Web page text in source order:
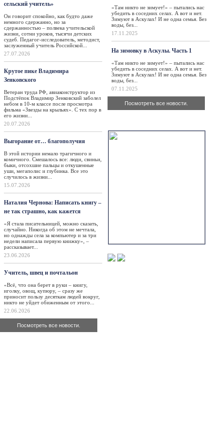
сельский учитель»
Он говорит спокойно, как будто даже
немного сдержанно, но за
сдержанностью – полвека учительской
жизни, сотни уроков, тысячи детских
судеб. Педагог-исследователь, методист,
заслуженный учитель Российской...
27.07.2026
Крутое пике Владимира
Зенковского
Ветеран труда РФ, авиаконструктор из
Подстёпок Владимир Зенковский заболел
небом в 10-м классе после просмотра
фильма «Звезды на крыльях». С тех пор в
его жизни...
20.07.2026
Выгорание от… благополучия
В этой истории немало трагичного и
комичного. Смешалось все: люди, свиньи,
быки, отсохшие пальцы и откушенные
уши, мегаполис и глубинка. Все это
случилось в жизни...
15.07.2026
Наталия Чернова: Написать книгу –
не так страшно, как кажется
«Я стала писательницей, можно сказать,
случайно. Никогда об этом не мечтала,
но однажды села за компьютер и за три
недели написала первую книжку», –
рассказывает...
23.06.2026
Учитель, швец и почтальон
«Всё, что она берет в руки – книгу,
иголку, овощ, купюру, – сразу же
приносит пользу десяткам людей вокруг,
никто не уйдет обиженным от этого...
22.06.2026
Посмотреть все новости.
«Там никто не зимует!» – пытались нас
убедить в соседних селах. А вот и нет.
Зимуют в Аскулах! И не одна семья. Без
воды, без...
17.11.2025
На зимовку в Аскулы. Часть 1
«Там никто не зимует!» – пытались нас
убедить в соседних селах. А вот и нет.
Зимуют в Аскулах! И не одна семья. Без
воды, без...
07.11.2025
Посмотреть все новости.